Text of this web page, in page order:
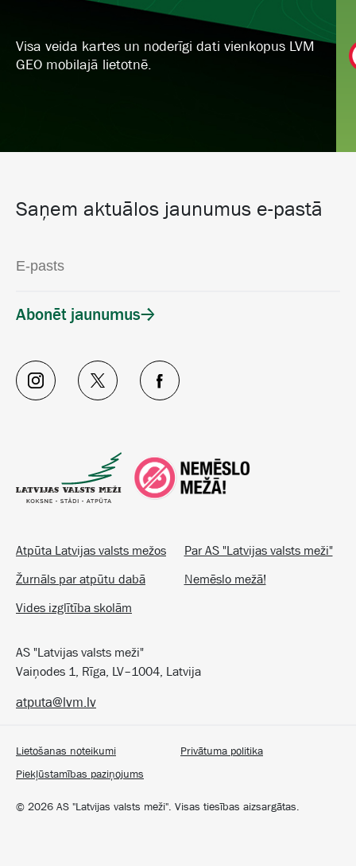
Visa veida kartes un noderīgi dati vienkopus LVM
GEO mobilajā lietotnē.
Atpūta Latvijas valsts mežos
Par AS "Latvijas valsts meži"
Žurnāls par atpūtu dabā
Nemēslo mežā!
Vides izglītība skolām
AS "Latvijas valsts meži"
Vaiņodes 1, Rīga, LV–1004, Latvija
Saņem aktuālos jaunumus e-pastā
Abonēt jaunumus
© 2026 AS "Latvijas valsts meži". Visas tiesības aizsargātas.
Lietošanas noteikumi
Privātuma politika
Piekļūstamības paziņojums
atputa@lvm.lv